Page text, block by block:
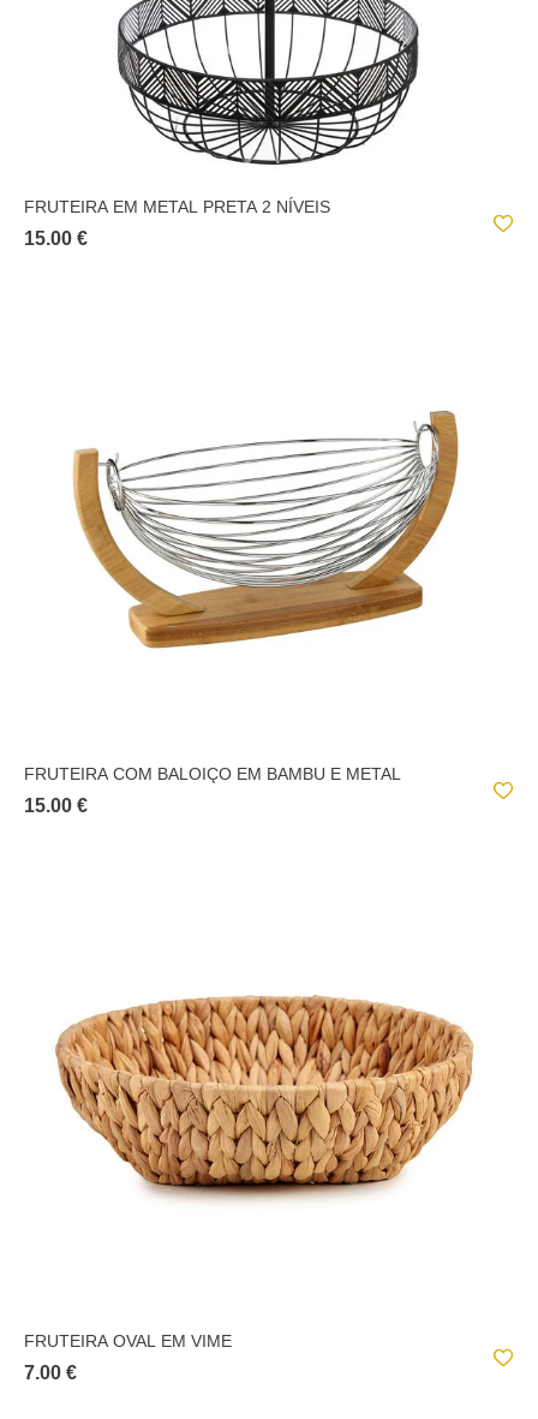
FRUTEIRA EM METAL PRETA 2 NÍVEIS
15.00 €
FRUTEIRA COM BALOIÇO EM BAMBU E METAL
15.00 €
FRUTEIRA OVAL EM VIME
7.00 €